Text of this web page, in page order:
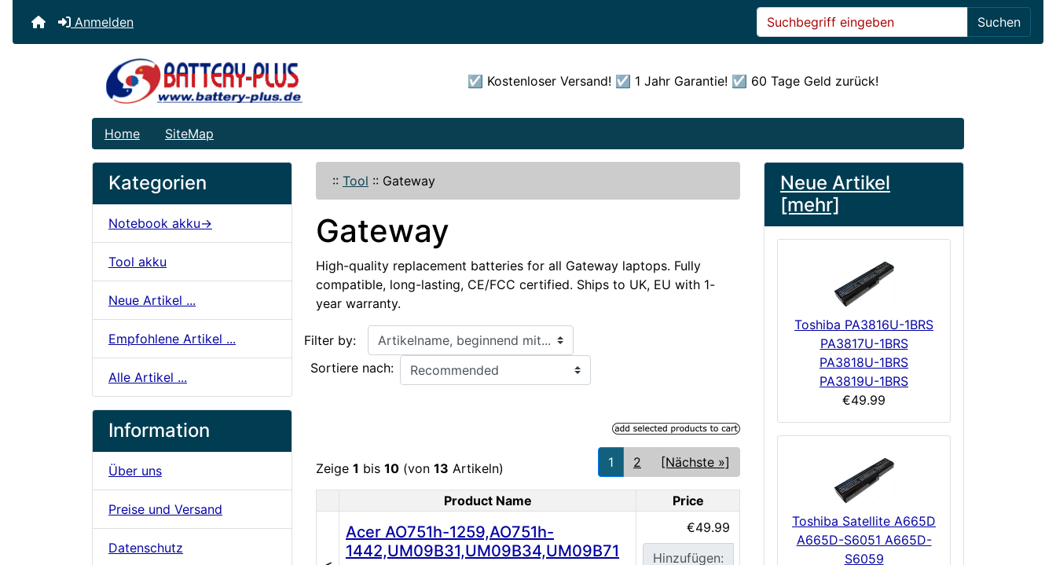
Anmelden Suchen
☑️ Kostenloser Versand! ☑️ 1 Jahr Garantie! ☑️ 60 Tage Geld zurück!
Home SiteMap
Kategorien
Notebook akku->
Tool akku
Neue Artikel ...
Empfohlene Artikel ...
Alle Artikel ...
Information
Über uns
Preise und Versand
Datenschutz
:: Tool :: Gateway
Gateway
High-quality replacement batteries for all Gateway laptops. Fully
compatible, long-lasting, CE/FCC certified. Ships to UK, EU with 1-
year warranty.
Filter by:
Artikelname, beginnend mit...
Sortiere nach:
Zeige 1 bis 10 (von 13 Artikeln) 1 2 [Nächste »]
Product Image
Product Name Price
Acer AO751h-1259,AO751h-
1442,UM09B31,UM09B34,UM09B71
€49.99
Hinzufügen:
Neue Artikel
[mehr]
Toshiba PA3816U-1BRS
PA3817U-1BRS
PA3818U-1BRS
PA3819U-1BRS
€49.99
Toshiba Satellite A665D
A665D-S6051 A665D-
S6059